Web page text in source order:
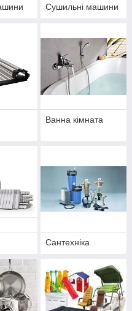
Сушильні машини
Ванна кімната
Сантехніка